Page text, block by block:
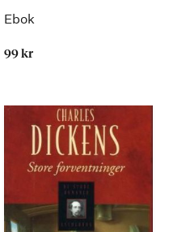
Ebok
99 kr